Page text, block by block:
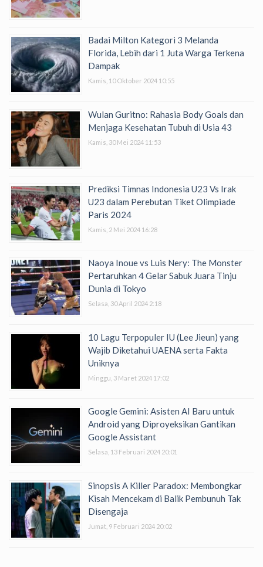
Badai Milton Kategori 3 Melanda
Florida, Lebih dari 1 Juta Warga Terkena
Dampak
Kamis, 10 Oktober 2024 10:55
Wulan Guritno: Rahasia Body Goals dan
Menjaga Kesehatan Tubuh di Usia 43
Kamis, 30 Mei 2024 11:53
Prediksi Timnas Indonesia U23 Vs Irak
U23 dalam Perebutan Tiket Olimpiade
Paris 2024
Kamis, 2 Mei 2024 16:28
Naoya Inoue vs Luis Nery: The Monster
Pertaruhkan 4 Gelar Sabuk Juara Tinju
Dunia di Tokyo
Selasa, 30 April 2024 2:18
10 Lagu Terpopuler IU (Lee Jieun) yang
Wajib Diketahui UAENA serta Fakta
Uniknya
Minggu, 3 Maret 2024 17:02
Google Gemini: Asisten AI Baru untuk
Android yang Diproyeksikan Gantikan
Google Assistant
Selasa, 13 Februari 2024 20:01
Sinopsis A Killer Paradox: Membongkar
Kisah Mencekam di Balik Pembunuh Tak
Disengaja
Jumat, 9 Februari 2024 20:02